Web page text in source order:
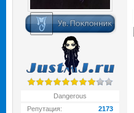
Dangerous
Репутация:
2173